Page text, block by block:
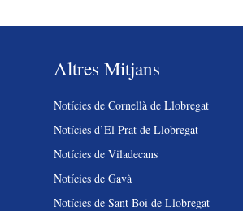
Altres Mitjans
Notícies de Cornellà de Llobregat
Notícies d’El Prat de Llobregat
Notícies de Viladecans
Notícies de Gavà
Notícies de Sant Boi de Llobregat